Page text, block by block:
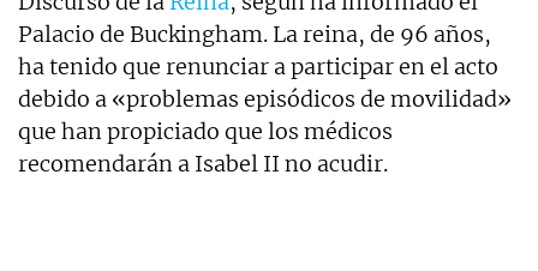
Palacio de Buckingham. La reina, de 96 años,
ha tenido que renunciar a participar en el acto
debido a «problemas episódicos de movilidad»
que han propiciado que los médicos
recomendarán a Isabel II no acudir.